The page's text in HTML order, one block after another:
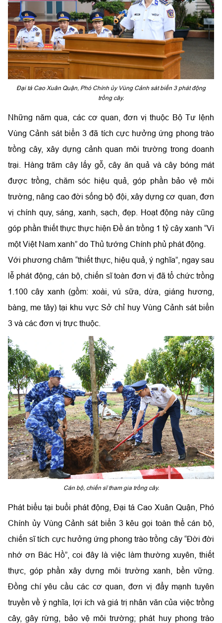
Đại tá Cao Xuân Quận, Phó Chính ủy Vùng Cảnh sát biển 3 phát động
trồng cây.
Những năm qua, các cơ quan, đơn vị thuộc Bộ Tư lệnh
Vùng Cảnh sát biển 3 đã tích cực hưởng ứng phong trào
trồng cây, xây dựng cảnh quan môi trường trong doanh
trại. Hàng trăm cây lấy gỗ, cây ăn quả và cây bóng mát
được trồng, chăm sóc hiệu quả, góp phần bảo vệ môi
trường, nâng cao đời sống bộ đội, xây dựng cơ quan, đơn
vị chính quy, sáng, xanh, sạch, đẹp. Hoạt động này cũng
góp phần thiết thực thực hiện Đề án trồng 1 tỷ cây xanh “Vì
một Việt Nam xanh” do Thủ tướng Chính phủ phát động.
Với phương châm “thiết thực, hiệu quả, ý nghĩa”, ngay sau
lễ phát động, cán bộ, chiến sĩ toàn đơn vị đã tổ chức trồng
1.100 cây xanh (gồm: xoài, vú sữa, dừa, giáng hương,
bàng, me tây) tại khu vực Sở chỉ huy Vùng Cảnh sát biển
3 và các đơn vị trực thuộc.
Cán bộ, chiến sĩ tham gia trồng cây.
Phát biểu tại buổi phát động, Đại tá Cao Xuân Quận, Phó
Chính ủy Vùng Cảnh sát biển 3 kêu gọi toàn thể cán bộ,
chiến sĩ tích cực hưởng ứng phong trào trồng cây “Đời đời
nhớ ơn Bác Hồ”, coi đây là việc làm thường xuyên, thiết
thực, góp phần xây dựng môi trường xanh, bền vững.
Đồng chí yêu cầu các cơ quan, đơn vị đẩy mạnh tuyên
truyền về ý nghĩa, lợi ích và giá trị nhân văn của việc trồng
cây, gây rừng, bảo vệ môi trường; phát huy phong trào